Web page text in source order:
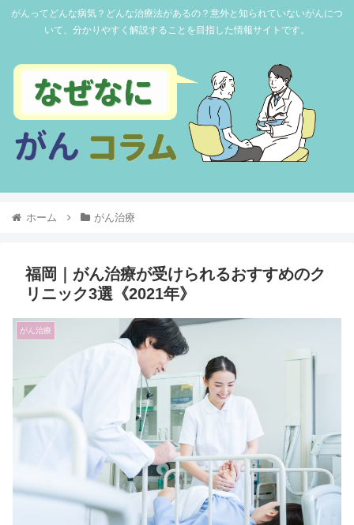
がんってどんな病気？どんな治療法があるの？意外と知られていないがんにつ
いて、分かりやすく解説することを目指した情報サイトです。
ホーム がん治療
福岡｜がん治療が受けられるおすすめのク
リニック3選《2021年》
がん治療